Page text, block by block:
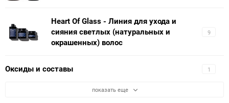
9
Heart Of Glass - Линия для ухода и
сияния светлых (натуральных и
окрашенных) волос
1
Оксиды и составы
показать еще